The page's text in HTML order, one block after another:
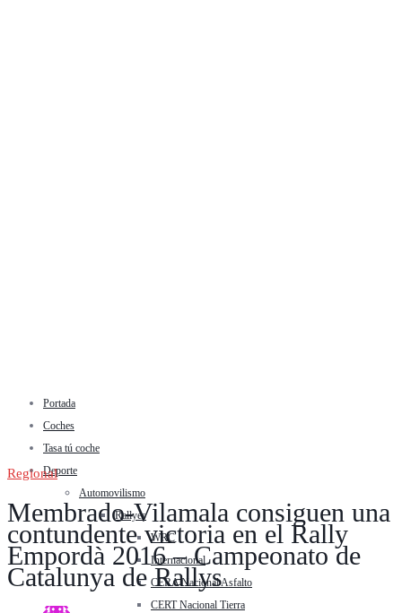
Portada
Coches
Tasa tú coche
Deporte
Automovilismo
Rallyes
WRC
Internacional
CERA Nacional Asfalto
CERT Nacional Tierra
Regional
Membrado-Vilamala consiguen una
contundente victoria en el Rally
Empordà 2016 – Campeonato de
Catalunya de Rallys